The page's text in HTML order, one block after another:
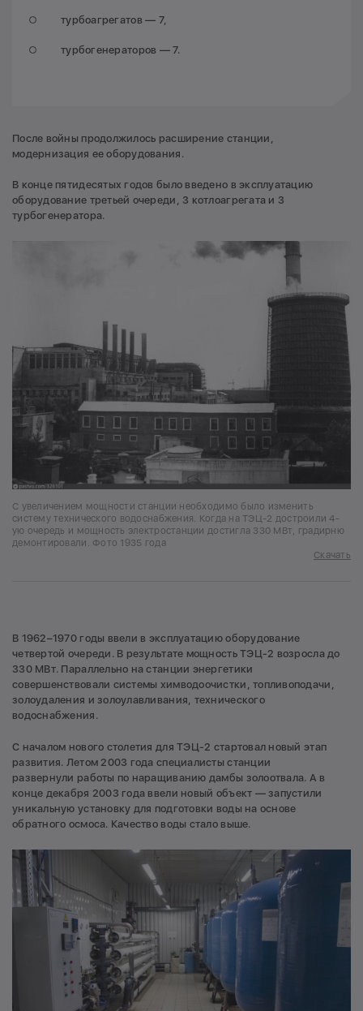
турбоагрегатов — 7,
турбогенераторов — 7.
После войны продолжилось расширение станции,
модернизация ее оборудования.
В конце пятидесятых годов было введено в эксплуатацию
оборудование третьей очереди, 3 котлоагрегата и 3
турбогенератора.
С увеличением мощности станции необходимо было изменить
систему технического водоснабжения. Когда на ТЭЦ-2 достроили 4-
ую очередь и мощность электростанции достигла 330 МВт, градирню
демонтировали. Фото 1935 года
Скачать
В 1962–1970 годы ввели в эксплуатацию оборудование
четвертой очереди. В результате мощность ТЭЦ-2 возросла до
330 МВт. Параллельно на станции энергетики
совершенствовали системы химводоочистки, топливоподачи,
золоудаления и золоулавливания, технического
водоснабжения.
С началом нового столетия для ТЭЦ-2 стартовал новый этап
развития. Летом 2003 года специалисты станции
развернули работы по наращиванию дамбы золоотвала. А в
конце декабря 2003 года ввели новый объект — запустили
уникальную установку для подготовки воды на основе
обратного осмоса. Качество воды стало выше.